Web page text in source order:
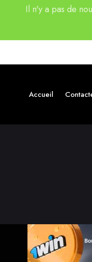
Il n'y a pas de
Accueil